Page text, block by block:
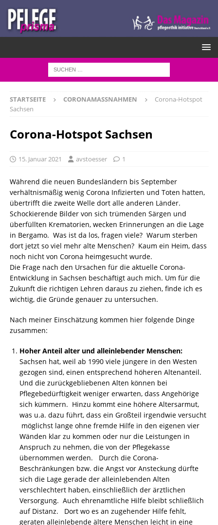
STARTSEITE CORONAMASSNAHMEN
Corona-Hotspot
Sachsen
Corona-Hotspot Sachsen
15. Januar 2021 avstoesser 1
Während die neuen Bundesländern bis September
verhältnismäßig wenig Corona Infizierten und Toten hatten,
übertrifft die zweite Welle dort alle anderen Länder.
Schockierende Bilder von sich trümenden Särgen und
überfüllten Krematorien, wecken Erinnerungen an die Lage
in Bergamo. Was ist da los, fragen viele? Warum sterben
dort jetzt so viel mehr alte Menschen? Kaum ein Heim, dass
noch nicht von Corona heimgesucht wurde.
Die Frage nach den Ursachen für die aktuelle Corona-
Entwicklung in Sachsen beschäftigt auch mich. Um für die
Zukunft die richtigen Lehren daraus zu ziehen, finde ich es
wichtig, die Gründe genauer zu untersuchen.
Nach meiner Einschätzung kommen hier folgende Dinge
zusammen:
Hoher Anteil alter und alleinlebender Menschen:
Sachsen hat, weil ab 1990 viele jüngere in den Westen
gezogen sind, einen entsprechend höheren Altenanteil.
Und die zurückgebliebenen Alten können bei
Pflegebedürftigkeit weniger erwarten, dass Angehörige
sich kümmern. Hinzu kommt eine höhere Altersarmut,
was u.a. dazu führt, dass ein Großteil irgendwie versucht
möglichst lange ohne fremde Hilfe in den eigenen vier
Wänden klar zu kommen oder nur die Leistungen in
Anspruch zu nehmen, die von der Pflegekasse
übernommen werden. Durch die Corona-
Beschränkungen bzw. die Angst vor Ansteckung dürfte
sich die Lage gerade der alleinlebenden Alten
verschlechtert haben, einschließlich der ärztlichen
Versorgung. Auch ehrenamtliche Hilfe bleibt schließlich
auf Distanz. Dort wo es an zugehender Hilfe fehlt,
geraten alleinlebende ältere Menschen leicht in eine